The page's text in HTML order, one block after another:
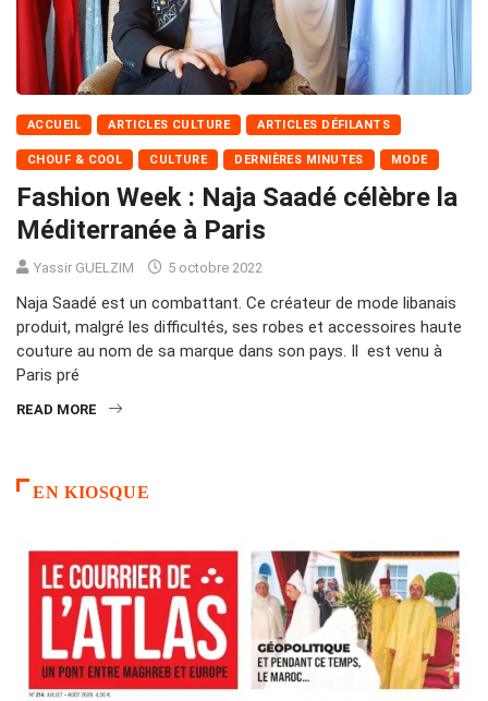
ACCUEIL ARTICLES CULTURE ARTICLES DÉFILANTS
CHOUF & COOL CULTURE DERNIÈRES MINUTES MODE
Fashion Week : Naja Saadé célèbre la
Méditerranée à Paris
Yassir GUELZIM 5 octobre 2022
Naja Saadé est un combattant. Ce créateur de mode libanais
produit, malgré les difficultés, ses robes et accessoires haute
couture au nom de sa marque dans son pays. Il est venu à
Paris pré
READ MORE
EN KIOSQUE